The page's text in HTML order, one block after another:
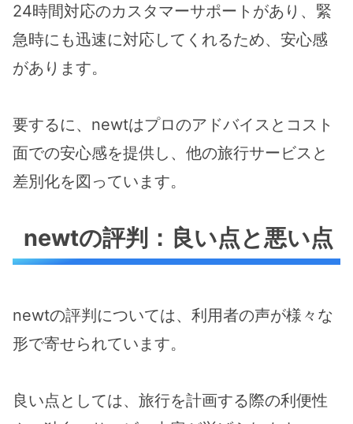
24時間対応のカスタマーサポートがあり、緊
急時にも迅速に対応してくれるため、安心感
があります。
要するに、newtはプロのアドバイスとコスト
面での安心感を提供し、他の旅行サービスと
差別化を図っています。
newtの評判：良い点と悪い点
newtの評判については、利用者の声が様々な
形で寄せられています。
良い点としては、旅行を計画する際の利便性